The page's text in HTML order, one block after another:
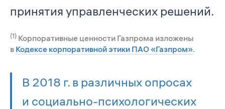
принятия управленческих решений.
(1) Корпоративные ценности Газпрома изложены
в Кодексе корпоративной этики ПАО «Газпром».
В 2018 г. в различных опросах
и социально-психологических